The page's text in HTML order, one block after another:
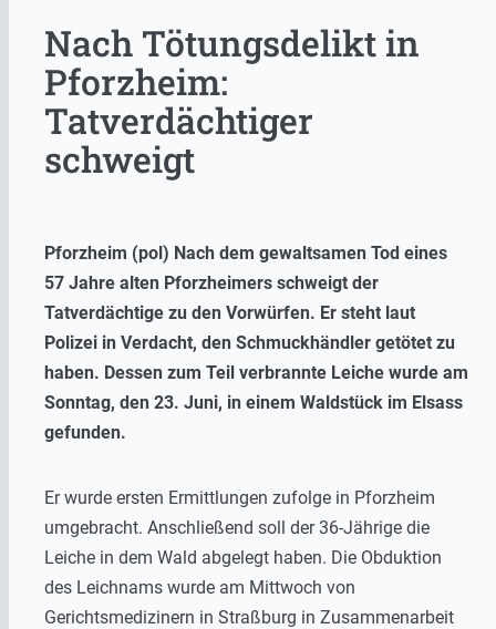
Nach Tötungsdelikt in
Pforzheim:
Tatverdächtiger
schweigt
Pforzheim (pol) Nach dem gewaltsamen Tod eines
57 Jahre alten Pforzheimers schweigt der
Tatverdächtige zu den Vorwürfen. Er steht laut
Polizei in Verdacht, den Schmuckhändler getötet zu
haben. Dessen zum Teil verbrannte Leiche wurde am
Sonntag, den 23. Juni, in einem Waldstück im Elsass
gefunden.
Er wurde ersten Ermittlungen zufolge in Pforzheim
umgebracht. Anschließend soll der 36-Jährige die
Leiche in dem Wald abgelegt haben. Die Obduktion
des Leichnams wurde am Mittwoch von
Gerichtsmedizinern in Straßburg in Zusammenarbeit